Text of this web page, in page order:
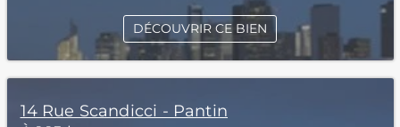
DÉCOUVRIR CE BIEN
14 Rue Scandicci - Pantin